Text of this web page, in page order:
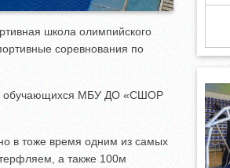
школа олимпийского
соревнования по
обучающихся МБУ ДО «СШОР
в тоже время одним из самых
а также 100м